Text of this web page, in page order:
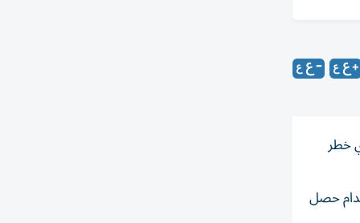
خطر
إلى أن الاصطدام حصل